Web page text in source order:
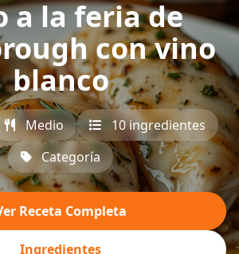
a la feria de
con vino
blanco
Medio
10 ingredientes
Categoría
Receta Completa
Ingredientes